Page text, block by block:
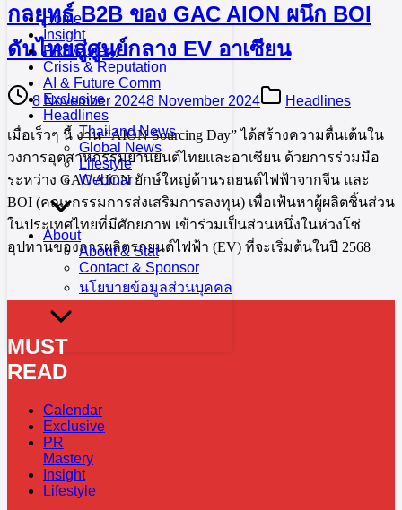
Home
Insight
PR Mastery
Crisis & Reputation
AI & Future Comm
Exclusive
Headlines
Thailand News
Global News
Lifestyle
Webinar
About
About & Stat
Contact & Sponsor
นโยบายข้อมูลส่วนบุคคล
กลยุทธ์ B2B ของ GAC AION ผนึก BOI
ดันไทยสู่ศูนย์กลาง EV อาเซียน
8 November 20248 November 2024 Headlines
เมื่อเร็วๆ นี้ งาน “AION Sourcing Day” ได้สร้างความตื่นเต้นใน
วงการอุตสาหกรรมยานยนต์ไทยและอาเซียน ด้วยการร่วมมือ
ระหว่าง GAC AION ยักษ์ใหญ่ด้านรถยนต์ไฟฟ้าจากจีน และ
BOI (คณะกรรมการส่งเสริมการลงทุน) เพื่อเฟ้นหาผู้ผลิตชิ้นส่วน
ในประเทศไทยที่มีศักยภาพ เข้าร่วมเป็นส่วนหนึ่งในห่วงโซ่
อุปทานของการผลิตรถยนต์ไฟฟ้า (EV) ที่จะเริ่มต้นในปี 2568
MUST
READ
Calendar
Exclusive
PR
Mastery
Insight
Lifestyle